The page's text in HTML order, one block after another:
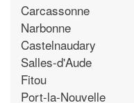
Carcassonne
Narbonne
Castelnaudary
Salles-d'Aude
Fitou
Port-la-Nouvelle